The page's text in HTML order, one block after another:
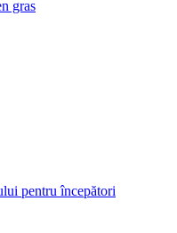
gras
pentru începători